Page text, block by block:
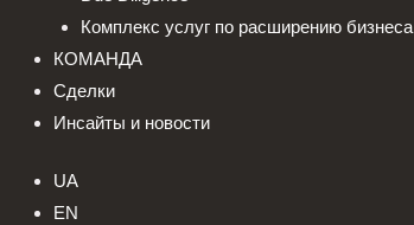
Комплекс услуг по расширению бизнеса
КОМАНДА
Сделки
Инсайты и новости
UA
EN